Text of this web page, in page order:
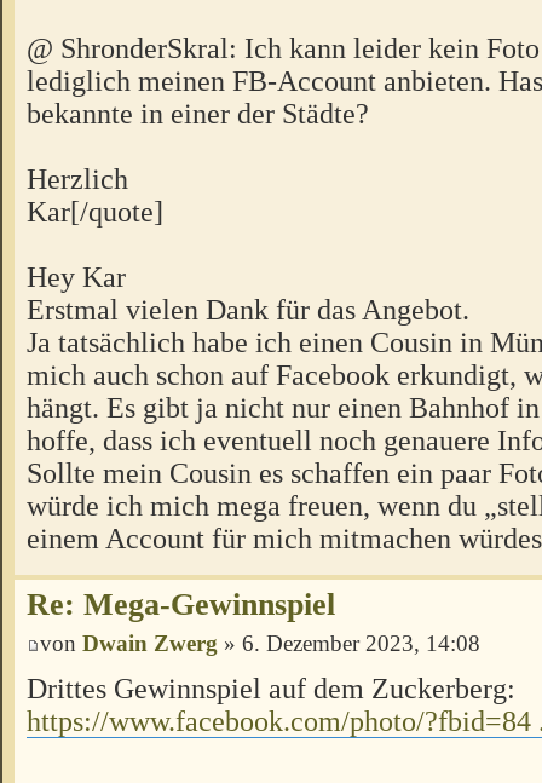
@ ShronderSkral: Ich kann leider kein
lediglich meinen FB-Account anbieten.
bekannte in einer der Städte?
Herzlich
Kar[/quote]
Hey Kar
Erstmal vielen Dank für das Angebot.
Ja tatsächlich habe ich einen Cousin in
mich auch schon auf Facebook erkundigt,
hängt. Es gibt ja nicht nur einen Bahnhof
hoffe, dass ich eventuell noch genauere
Sollte mein Cousin es schaffen ein paar
würde ich mich mega freuen, wenn du
einem Account für mich mitmachen
Re: Mega-Gewinnspiel
von Dwain Zwerg » 6. Dezember 2023, 14:08
Drittes Gewinnspiel auf dem Zuckerberg:
https://www.facebook.com/photo/?fbid=84